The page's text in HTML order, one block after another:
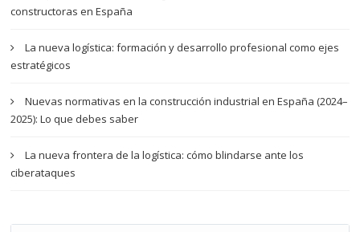
constructoras en España
La nueva logística: formación y desarrollo profesional como ejes
estratégicos
Nuevas normativas en la construcción industrial en España (2024–
2025): Lo que debes saber
La nueva frontera de la logística: cómo blindarse ante los
ciberataques